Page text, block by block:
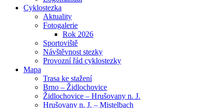
Cyklostezka
Aktuality
Fotogalerie
Rok 2026
Sportoviště
Návštěvnost stezky
Provozní řád cyklostezky
Mapa
Trasa ke stažení
Brno – Židlochovice
Židlochovice – Hrušovany n. J.
Hrušovany n. J. – Mistelbach